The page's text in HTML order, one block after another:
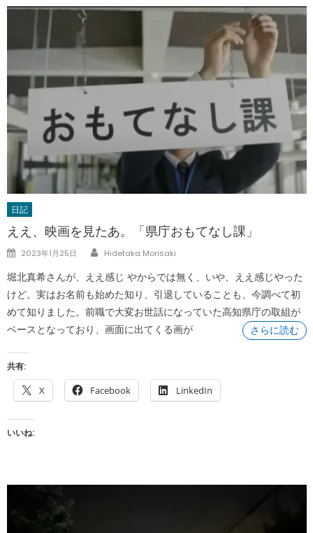
日記
ええ、映画を見たあ。「県庁おもてなし課」
Posted
2023年1月25日 Author
Hidetaka Morisaki
堀北真希さんが、ええ感じ やからでは無く、いや、ええ感じやった
けど。実はお名前も始めた知り、引退していることも、今調べて初
めて知りました。前職で大変お世話になっていた高知県庁の取組が
ベースとなっており、画面に出てくる画が
さらに読む
共有:
X Facebook LinkedIn
いいね: